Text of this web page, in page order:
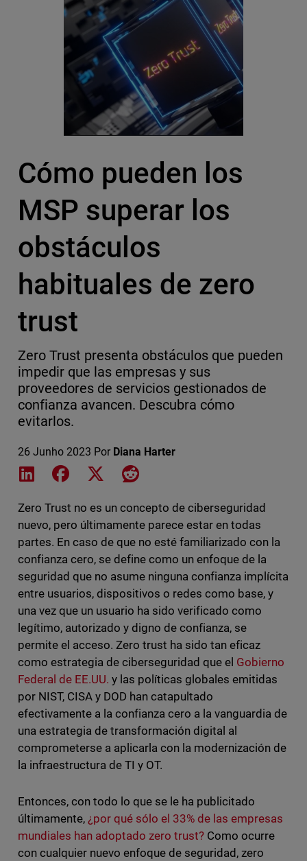
Cómo pueden los
MSP superar los
obstáculos
habituales de zero
trust
Zero Trust presenta obstáculos que pueden
impedir que las empresas y sus
proveedores de servicios gestionados de
confianza avancen. Descubra cómo
evitarlos.
26 Junho 2023 Por Diana Harter
Share on LinkedIn
Share on Facebook
Share on XShare on Reddit
Zero Trust no es un concepto de ciberseguridad
nuevo, pero últimamente parece estar en todas
partes. En caso de que no esté familiarizado con la
confianza cero, se define como un enfoque de la
seguridad que no asume ninguna confianza implícita
entre usuarios, dispositivos o redes como base, y
una vez que un usuario ha sido verificado como
legítimo, autorizado y digno de confianza, se
permite el acceso. Zero trust ha sido tan eficaz
como estrategia de ciberseguridad que el Gobierno
Federal de EE.UU. y las políticas globales emitidas
por NIST, CISA y DOD han catapultado
efectivamente a la confianza cero a la vanguardia de
una estrategia de transformación digital al
comprometerse a aplicarla con la modernización de
la infraestructura de TI y OT.
Entonces, con todo lo que se le ha publicitado
últimamente, ¿por qué sólo el 33% de las empresas
mundiales han adoptado zero trust? Como ocurre
con cualquier nuevo enfoque de seguridad, zero